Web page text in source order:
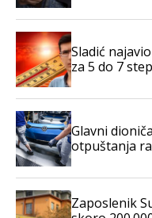
Sladić
za 5 do 7
Glavni
otpuštanja
Zaposlenik